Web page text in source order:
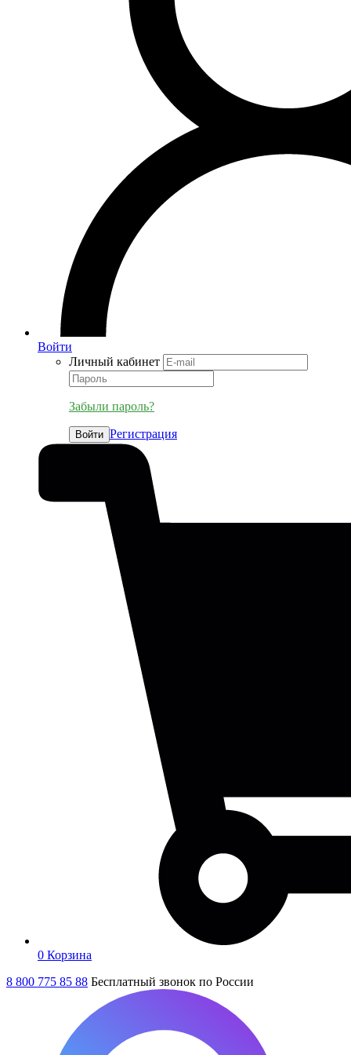
Войти
Личный кабинет
Забыли пароль?
Войти Регистрация
0 Корзина
8 800 775 85 88 Бесплатный звонок по России